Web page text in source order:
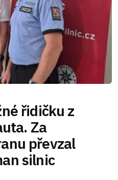
řidičku z
Za
převzal
silnic